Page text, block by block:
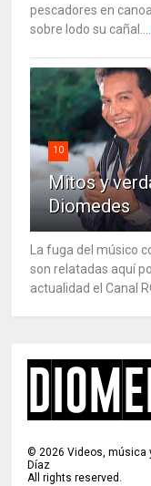
pescadores en
sobre lodo su cañal....
10
Mitos y
Diomedes
La fuga del músico
son relatadas aquí
actualidad el Canal
©2026 Videos, música
Díaz
All rights reserved.